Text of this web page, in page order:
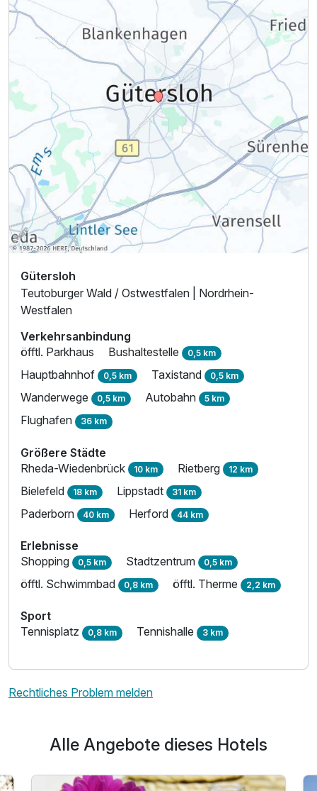
Ausstattung
Für 4 Tage p.P. ab305,00 €
Einzelzimmer Economy
1 Erwachsenen
Gütersloh
Teutoburger Wald / Ostwestfalen | Nordrhein-
Westfalen
Verkehrsanbindung
öfftl. Parkhaus
Bushaltestelle 0,5 km
Hauptbahnhof 0,5 km Taxistand 0,5 km
Wanderwege 0,5 km Autobahn 5 km
Flughafen 36 km
Größere Städte
Rheda-Wiedenbrück 10 km Rietberg 12 km
Bielefeld 18 km Lippstadt 31 km
Paderborn 40 km Herford 44 km
Erlebnisse
Shopping 0,5 km Stadtzentrum 0,5 km
öfftl. Schwimmbad 0,8 km öfftl. Therme 2,2 km
Sport
Tennisplatz 0,8 km Tennishalle 3 km
Rechtliches Problem melden
Alle Angebote dieses Hotels